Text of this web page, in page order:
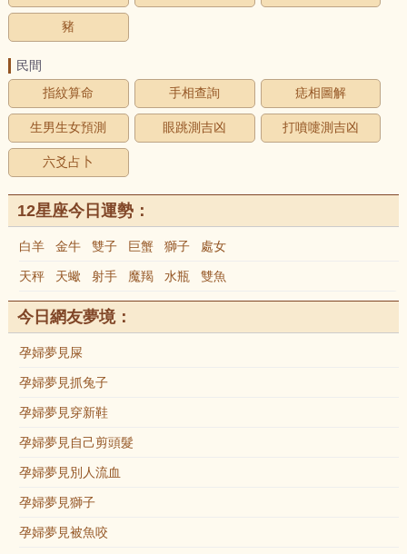
豬
民間
指紋算命
手相查詢 痣相圖解
生男生女預測 眼跳測吉凶 打噴嚏測吉凶
六爻占卜
12星座今日運勢：
白羊 金牛 雙子 巨蟹 獅子 處女
天秤 天蠍 射手 魔羯 水瓶 雙魚
今日網友夢境：
孕婦夢見屎
孕婦夢見抓兔子
孕婦夢見穿新鞋
孕婦夢見自己剪頭髮
孕婦夢見別人流血
孕婦夢見獅子
孕婦夢見被魚咬